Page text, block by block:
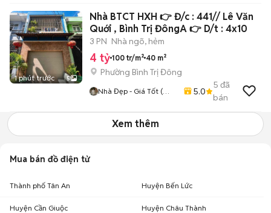
1 phút trước 5
Nhà BTCT HXH 👉 Đ/c : 441// Lê Văn
Quới , Bình Trị ĐôngA 👉 D/t : 4x10
3 PN Nhà ngõ, hẻm
4 tỷ 100 tr/m² 40 m²
Phường Bình Trị Đông
Nhà Đẹp - Giá Tốt (
5.0
5 đã
bán
Xem thêm
Mua bán đồ điện tử
Thành phố Tân An Huyện Bến Lức
Huyện Cần Giuộc Huyện Châu Thành